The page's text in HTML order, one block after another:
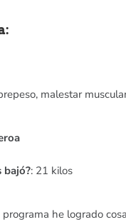
malestar
bajó?: 21 kilos
programa he logrado